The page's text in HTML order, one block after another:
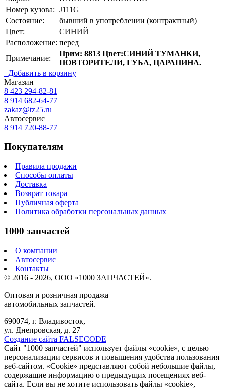
Номер кузова: J111G
Состояние:
бывший в употреблении (контрактный)
Цвет:
СИНИЙ
Расположение: перед
Примечание:
Прим: 8813 Цвет:СИНИЙ ТУМАНКИ,
ПОВТОРИТЕЛИ, ГУБА, ЦАРАПИНА.
Добавить в корзину
Магазин
8 423 294-82-81
8 914 682-64-77
zakaz@tz25.ru
Автосервис
8 914 720-88-77
Покупателям
Правила продажи
Способы оплаты
Доставка
Возврат товара
Публичная оферта
Политика обработки персональных данных
1000 запчастей
О компании
Автосервис
Контакты
© 2016 - 2026, ООО «1000 ЗАПЧАСТЕЙ».
Оптовая и розничная продажа
автомобильных запчастей.
690074, г. Владивосток,
ул. Днепровская, д. 27
Создание сайта FALSECODE
Сайт "1000 запчастей" использует файлы «cookie», с целью
персонализации сервисов и повышения удобства пользования
веб-сайтом. «Cookie» представляют собой небольшие файлы,
содержащие информацию о предыдущих посещениях веб-
сайта. Если вы не хотите использовать файлы «cookie»,